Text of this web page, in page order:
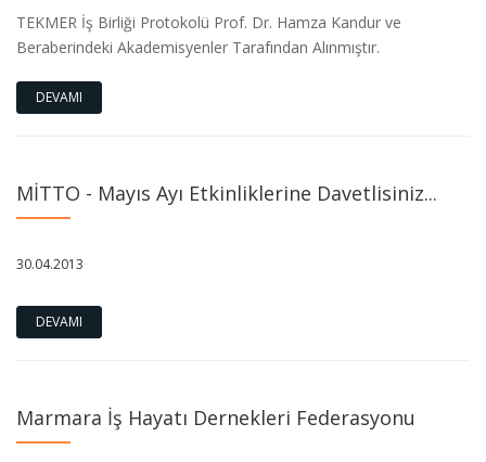
TEKMER İş Birliği Protokolü Prof. Dr. Hamza Kandur ve
Beraberindeki Akademisyenler Tarafından Alınmıştır.
DEVAMI
MİTTO - Mayıs Ayı Etkinliklerine Davetlisiniz...
30.04.2013
DEVAMI
Marmara İş Hayatı Dernekleri Federasyonu